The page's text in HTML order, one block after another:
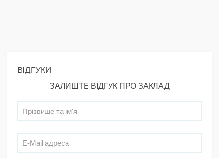
ВІДГУКИ
ЗАЛИШТЕ ВІДГУК ПРО ЗАКЛАД